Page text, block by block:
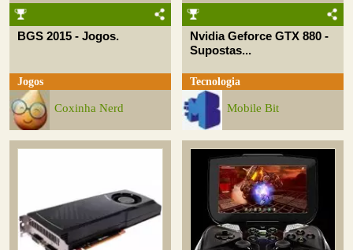
BGS 2015 - Jogos.
Jogos
Coxinha Nerd
Nvidia Geforce GTX 880 -
Supostas...
Tecnologia
Mobile Bit